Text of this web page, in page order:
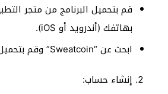
قم بتحميل البرنامج من متجر
بهاتفك (أندرويد أو iOS).
ابحث عن “Sweatcoin” وقم بتحميل التطبيق.
إنشاء حساب: